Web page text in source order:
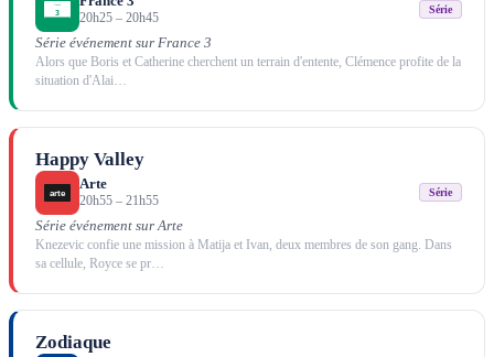
20h25 – 20h45
Série
Série événement sur France 3
Alors que Boris et Catherine cherchent un terrain d'entente, Clémence profite de la
situation d'Alai…
Happy Valley
Arte
20h55 – 21h55
Série
Série événement sur Arte
Knezevic confie une mission à Matija et Ivan, deux membres de son gang. Dans
sa cellule, Royce se pr…
Zodiaque